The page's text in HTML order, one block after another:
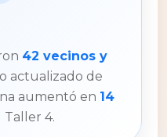
42 vecinos y
actualizado de
aumentó en 14
4.